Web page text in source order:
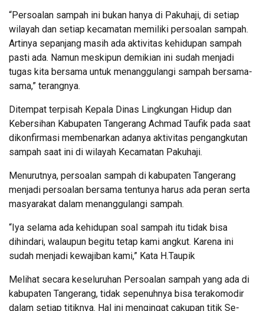
“Persoalan sampah ini bukan hanya di Pakuhaji, di setiap
wilayah dan setiap kecamatan memiliki persoalan sampah.
Artinya sepanjang masih ada aktivitas kehidupan sampah
pasti ada. Namun meskipun demikian ini sudah menjadi
tugas kita bersama untuk menanggulangi sampah bersama-
sama,” terangnya.
Ditempat terpisah Kepala Dinas Lingkungan Hidup dan
Kebersihan Kabupaten Tangerang Achmad Taufik pada saat
dikonfirmasi membenarkan adanya aktivitas pengangkutan
sampah saat ini di wilayah Kecamatan Pakuhaji.
Menurutnya, persoalan sampah di kabupaten Tangerang
menjadi persoalan bersama tentunya harus ada peran serta
masyarakat dalam menanggulangi sampah.
“Iya selama ada kehidupan soal sampah itu tidak bisa
dihindari, walaupun begitu tetap kami angkut. Karena ini
sudah menjadi kewajiban kami,” Kata H.Taupik
Melihat secara keseluruhan Persoalan sampah yang ada di
kabupaten Tangerang, tidak sepenuhnya bisa terakomodir
dalam setiap titiknya. Hal ini mengingat cakupan titik Se-